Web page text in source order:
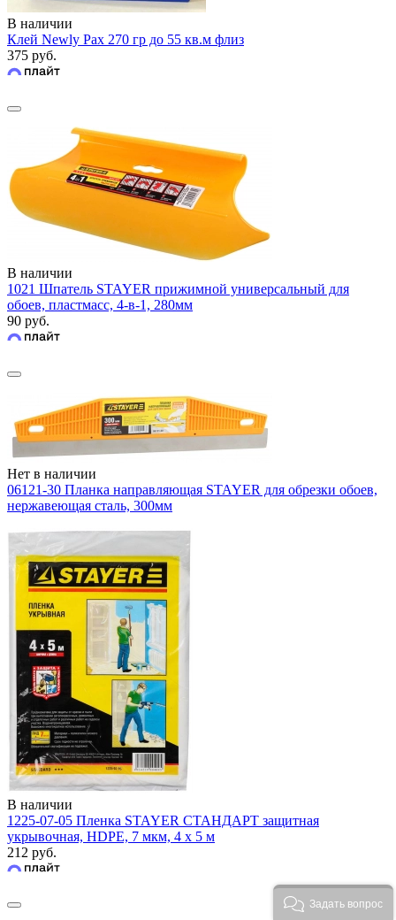
В наличии
Клей Newly Pax 270 гр до 55 кв.м флиз
375 руб.
В наличии
1021 Шпатель STAYER прижимной универсальный для
обоев, пластмасс, 4-в-1, 280мм
90 руб.
Нет в наличии
06121-30 Планка направляющая STAYER для обрезки обоев,
нержавеющая сталь, 300мм
В наличии
1225-07-05 Пленка STAYER СТАНДАРТ защитная
укрывочная, HDPE, 7 мкм, 4 х 5 м
212 руб.
Задать вопрос